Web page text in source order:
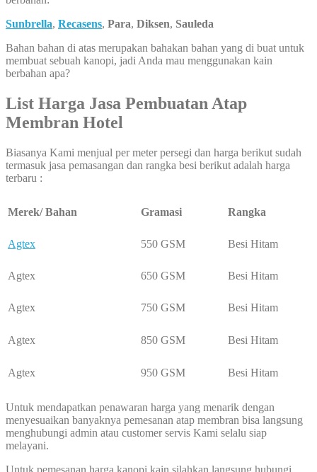
Sunbrella, Recasens, Para, Diksen, Sauleda
Bahan bahan di atas merupakan bahakan bahan yang di buat untuk
membuat sebuah kanopi, jadi Anda mau menggunakan kain
berbahan apa?
List Harga Jasa Pembuatan Atap
Membran Hotel
Biasanya Kami menjual per meter persegi dan harga berikut sudah
termasuk jasa pemasangan dan rangka besi berikut adalah harga
terbaru :
Merek/ Bahan Gramasi Rangka
Agtex 550 GSM Besi Hitam
Agtex 650 GSM Besi Hitam
Agtex 750 GSM Besi Hitam
Agtex 850 GSM Besi Hitam
Agtex 950 GSM Besi Hitam
Untuk mendapatkan penawaran harga yang menarik dengan
menyesuaikan banyaknya pemesanan atap membran bisa langsung
menghubungi admin atau customer servis Kami selalu siap
melayani.